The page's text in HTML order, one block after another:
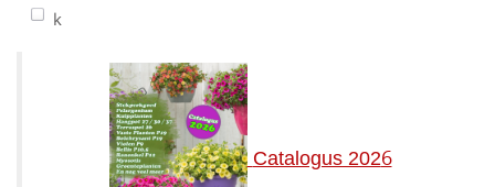
k
Catalogus 2026